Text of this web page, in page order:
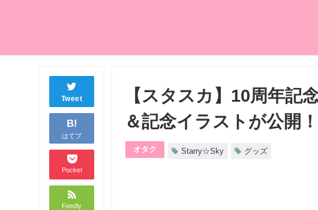
Tweet
B!
はてブ
Pocket
Feedly
【スタスカ】10周年記
＆記念イラストが公開
オタク Starry☆Sky グッズ